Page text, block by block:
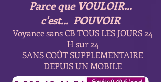
Parce que VOULOIR...
c'est... POUVOIR
Voyance sans CB TOUS LES JOURS 24
H sur 24
SANS COÛT SUPPLEMENTAIRE
DEPUIS UN MOBILE